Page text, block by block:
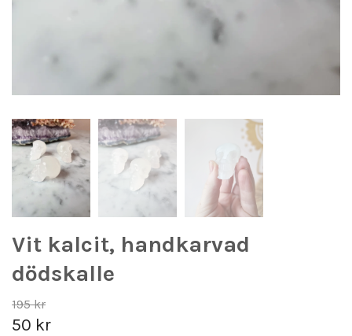
Vit kalcit, handkarvad
dödskalle
195 kr
50 kr